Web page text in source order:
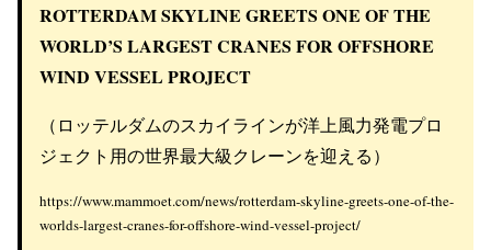
ROTTERDAM SKYLINE GREETS ONE OF THE
WORLD’S LARGEST CRANES FOR OFFSHORE
WIND VESSEL PROJECT
（ロッテルダムのスカイラインが洋上風力発電プロ
ジェクト用の世界最大級クレーンを迎える）
https://www.mammoet.com/news/rotterdam-skyline-greets-one-of-the-
worlds-largest-cranes-for-offshore-wind-vessel-project/